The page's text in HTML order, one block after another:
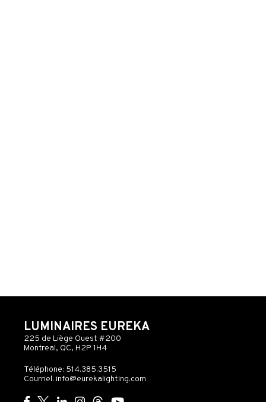
LUMINAIRES EUREKA
225 de Liège Ouest #200
Montreal, QC, H2P 1H4
Téléphone: 514.385.3515
Courriel: info@eurekalighting.com